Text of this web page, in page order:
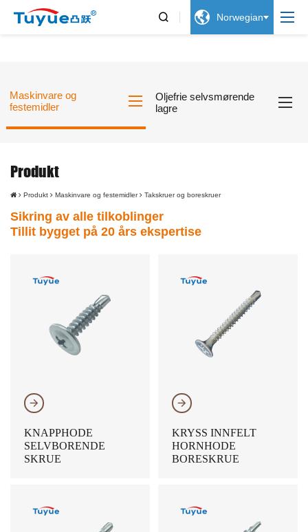
  Norwegian
Maskinvare og
festemidler
Oljefrie selvsmørende
lagre
Produkt
Produkt Maskinvare og festemidler Takskruer og boreskruer
Sikring av alle tilkoblinger
Tillit bygget på 20 års ekspertise
𐃔
KNAPPHODE
SELVBORENDE
SKRUE
𐃔
KRYSS INNFELT
HORNHODE
BORESKRUE